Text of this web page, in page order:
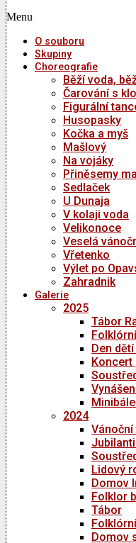
Menu
O souboru
Skupiny
Choreografie
Běží voda,
Čarování s
Figurální
Husopasky
Kočka a myš
Mašlový
Na vojáky
Přiněsemy
Sedlaček
U Dunaja
V kolaji voda
Velikonoce
Veselá
Vřetenko
Výlet po
Zahradnik
Galerie
2025
Tábor
Den
Koncert
2024
Vánoční
Lidový
Domov
Folklor
Tábor
Domov